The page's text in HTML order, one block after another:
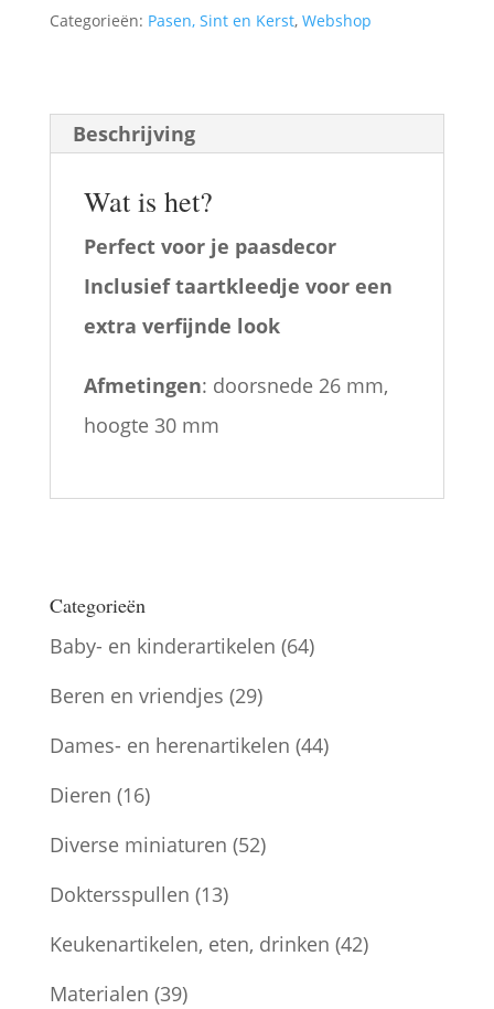
1:12
Categorieën: Pasen, Sint en Kerst, Webshop
Beschrijving
Wat is het?
Perfect voor je paasdecor
Inclusief taartkleedje voor een
extra verfijnde look
Afmetingen: doorsnede 26 mm,
hoogte 30 mm
Categorieën
Baby- en kinderartikelen (64)
Beren en vriendjes (29)
Dames- en herenartikelen (44)
Dieren (16)
Diverse miniaturen (52)
Doktersspullen (13)
Keukenartikelen, eten, drinken (42)
Materialen (39)